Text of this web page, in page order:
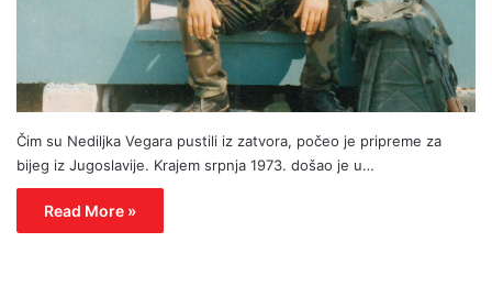
Čim su Nediljka Vegara pustili iz zatvora, počeo je pripreme za
bijeg iz Jugoslavije. Krajem srpnja 1973. došao je u…
Read More »